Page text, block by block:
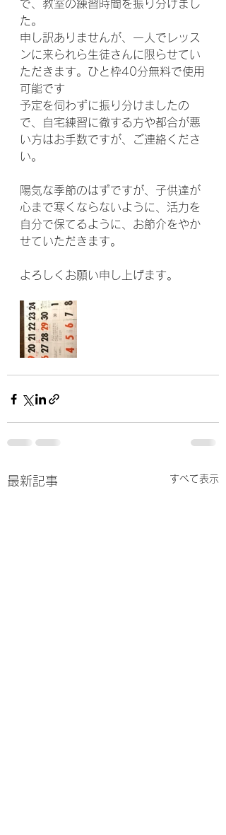
で、教室の練習時間を振り分けまし
た。
申し訳ありませんが、一人でレッス
ンに来られら生徒さんに限らせてい
ただきます。ひと枠40分無料で使用
可能です
予定を伺わずに振り分けましたの
で、自宅練習に徹する方や都合が悪
い方はお手数ですが、ご連絡くださ
い。
陽気な季節のはずですが、子供達が
心まで寒くならないように、活力を
自分で保てるように、お節介をやか
せていただきます。
よろしくお願い申し上げます。
最新記事 すべて表示